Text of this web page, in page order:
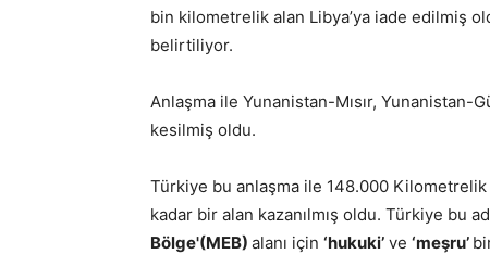
bin kilometrelik alan Libya’ya iade edilmiş
belirtiliyor.
Anlaşma ile Yunanistan-Mısır, Yunanistan-
kesilmiş oldu.
Türkiye bu anlaşma ile 148.000 Kilometrelik
kadar bir alan kazanılmış oldu. Türkiye bu
Bölge'(MEB) alanı için ‘hukuki’ ve ‘meşru’